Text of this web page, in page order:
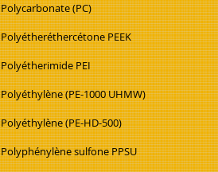
Polycarbonate (PC)
Polyétheréthercétone PEEK
Polyétherimide PEI
Polyéthylène (PE-1000 UHMW)
Polyéthylène (PE-HD-500)
Polyphénylène sulfone PPSU